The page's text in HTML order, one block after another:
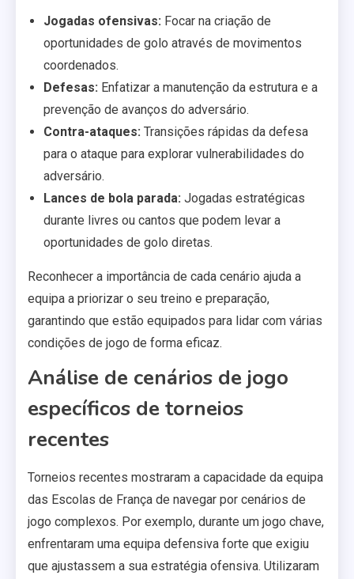
Jogadas ofensivas: Focar na criação de
oportunidades de golo através de movimentos
coordenados.
Defesas: Enfatizar a manutenção da estrutura e a
prevenção de avanços do adversário.
Contra-ataques: Transições rápidas da defesa
para o ataque para explorar vulnerabilidades do
adversário.
Lances de bola parada: Jogadas estratégicas
durante livres ou cantos que podem levar a
oportunidades de golo diretas.
Reconhecer a importância de cada cenário ajuda a
equipa a priorizar o seu treino e preparação,
garantindo que estão equipados para lidar com várias
condições de jogo de forma eficaz.
Análise de cenários de jogo
específicos de torneios
recentes
Torneios recentes mostraram a capacidade da equipa
das Escolas de França de navegar por cenários de
jogo complexos. Por exemplo, durante um jogo chave,
enfrentaram uma equipa defensiva forte que exigiu
que ajustassem a sua estratégia ofensiva. Utilizaram